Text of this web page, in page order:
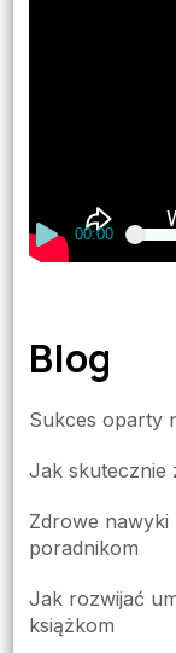
00:00
Blog
Sukces oparty
Jak skutecznie
Zdrowe
poradnikom
Jak rozwijać
książkom